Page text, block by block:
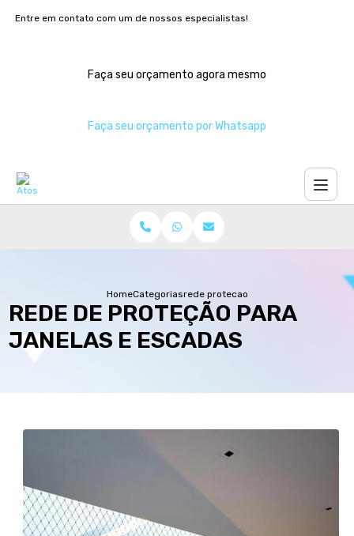
Entre em contato com um de nossos especialistas!
Faça seu orçamento agora mesmo
Faça seu orçamento por Whatsapp
HomeCategoriasrede protecao janelas escadas
REDE DE PROTEÇÃO PARA
JANELAS E ESCADAS